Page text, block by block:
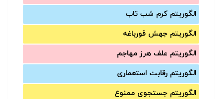
الگوریتم کرم شب تاب
الگوریتم جهش قورباغه
الگوریتم علف هرز مهاجم
الگوریتم رقابت استعماری
الگوریتم جستجوی ممنوع